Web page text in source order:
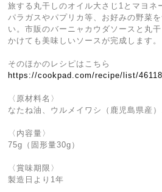
旅する丸干しのオイル大さじ1とマヨネ
パラガスやパプリカ等、お好みの野菜
い。市販のバーニャカウダソースと丸
かけても美味しいソースが完成します。
そのほかのレシピはこちら
https://cookpad.com/recipe/list/
〈原材料名〉
なたね油、ウルメイワシ（鹿児島県産
〈内容量〉
75g（固形量30g）
〈賞味期限〉
製造日より1年